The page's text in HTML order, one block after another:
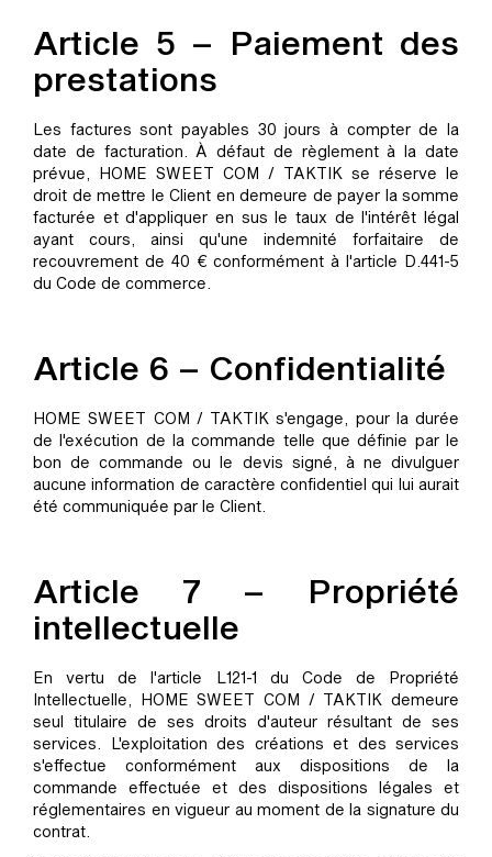
Article 5 – Paiement des
prestations
Les factures sont payables 30 jours à compter de la
date de facturation. À défaut de règlement à la date
prévue, HOME SWEET COM / TAKTIK se réserve le
droit de mettre le Client en demeure de payer la somme
facturée et d'appliquer en sus le taux de l'intérêt légal
ayant cours, ainsi qu'une indemnité forfaitaire de
recouvrement de 40 € conformément à l'article D.441-5
du Code de commerce.
Article 6 – Confidentialité
HOME SWEET COM / TAKTIK s'engage, pour la durée
de l'exécution de la commande telle que définie par le
bon de commande ou le devis signé, à ne divulguer
aucune information de caractère confidentiel qui lui aurait
été communiquée par le Client.
Article 7 – Propriété
intellectuelle
En vertu de l'article L121-1 du Code de Propriété
Intellectuelle, HOME SWEET COM / TAKTIK demeure
seul titulaire de ses droits d'auteur résultant de ses
services. L'exploitation des créations et des services
s'effectue conformément aux dispositions de la
commande effectuée et des dispositions légales et
réglementaires en vigueur au moment de la signature du
contrat.